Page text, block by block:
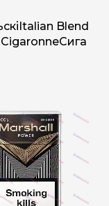
Italian Blend
CigaronneСига